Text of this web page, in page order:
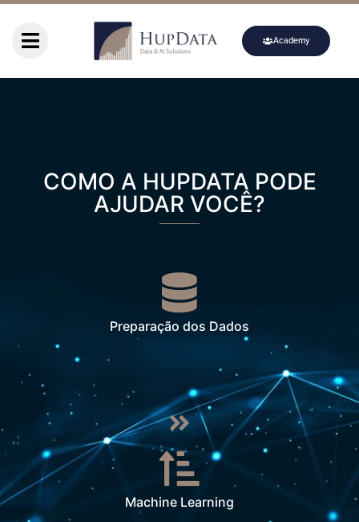
Academy
COMO A HUPDATA PODE
AJUDAR VOCÊ?
Preparação dos Dados
Machine Learning